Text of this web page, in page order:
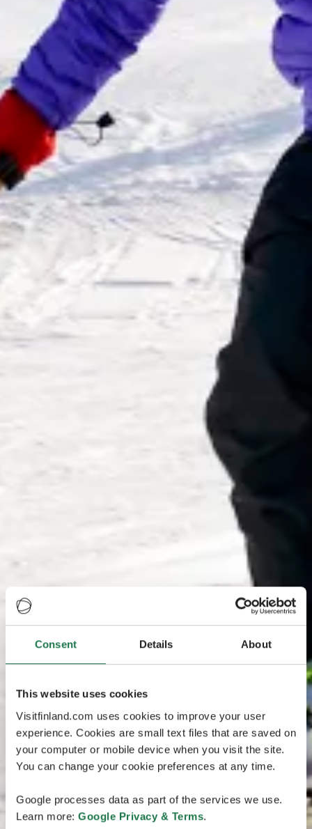
Consent Details About
This website uses cookies
Visitfinland.com uses cookies to improve your user
experience. Cookies are small text files that are saved on
your computer or mobile device when you visit the site.
You can change your cookie preferences at any time.
Google processes data as part of the services we use.
Learn more: Google Privacy & Terms.